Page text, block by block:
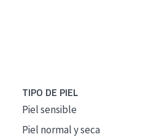
TIPO DE PIEL
Piel sensible
Piel normal y seca